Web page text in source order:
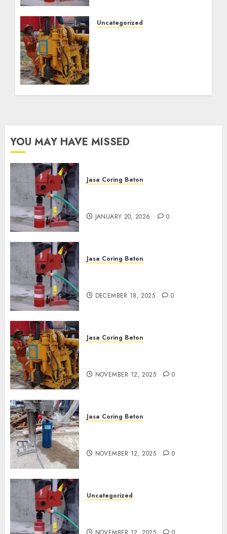
Uncategorized
YOU MAY HAVE MISSED
Jasa Coring Beton
JANUARY 20, 2026 0
Jasa Coring Beton
DECEMBER 18, 2025 0
Jasa Coring Beton
NOVEMBER 12, 2025 0
Jasa Coring Beton
NOVEMBER 12, 2025 0
Uncategorized